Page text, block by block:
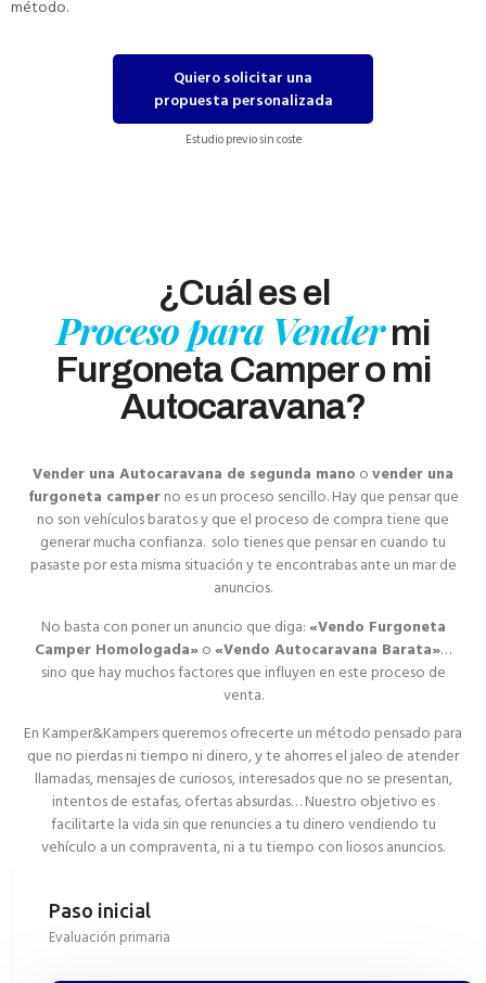
método.
Quiero solicitar una
propuesta personalizada
Estudio previo sin coste
¿Cuál es el
Proceso para Vendermi
Furgoneta Camper o mi
Autocaravana?
Vender una Autocaravana de segunda mano ovender una
furgoneta camperno es un proceso sencillo. Hay que pensar que
no son vehículos baratos y que el proceso de compra tiene que
generar mucha confianza. solo tienes que pensar en cuando tu
pasaste por esta misma situación y te encontrabas ante un mar de
anuncios.
No basta con poner un anuncio que diga:«Vendo Furgoneta
Camper Homologada»o«Vendo Autocaravana Barata»…
sino que hay muchos factores que influyen en este proceso de
venta.
En Kamper&Kampers queremos ofrecerte un método pensado para
que no pierdas ni tiempo ni dinero, y te ahorres el jaleo de atender
llamadas, mensajes de curiosos, interesados que no se presentan,
intentos de estafas, ofertas absurdas… Nuestro objetivo es
facilitarte la vida sin que renuncies a tu dinero vendiendo tu
vehículo a un compraventa, ni a tu tiempo con liosos anuncios.
Paso inicial
Evaluación primaria